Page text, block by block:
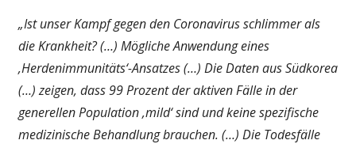
„Ist unser Kampf gegen den Coronavirus schlimmer als
die Krankheit? (…) Mögliche Anwendung eines
‚Herdenimmunitäts‘-Ansatzes (…) Die Daten aus Südkorea
(…) zeigen, dass 99 Prozent der aktiven Fälle in der
generellen Population ‚mild‘ sind und keine spezifische
medizinische Behandlung brauchen. (…) Die Todesfälle